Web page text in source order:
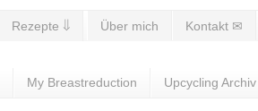
Rezepte ⇓ Über mich Kontakt ✉
My Breastreduction Upcycling Archiv